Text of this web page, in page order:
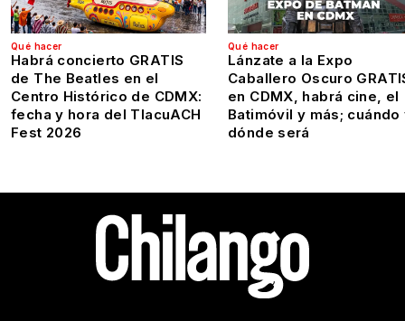
Qué hacer
Habrá concierto GRATIS
de The Beatles en el
Centro Histórico de CDMX:
fecha y hora del TlacuACH
Fest 2026
Qué hacer
Lánzate a la Expo
Caballero Oscuro
en CDMX, habrá cine, el
Batimóvil y más; cuándo
dónde será